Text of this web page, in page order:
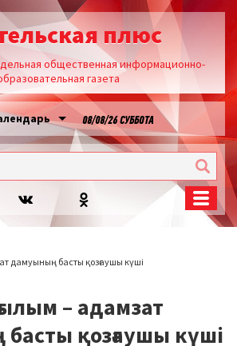
плюс
общественная информационно-
газета
08/08/26 СУББОТА
дамуының басты қозғаушы күші
– адамзат
қозғаушы күші